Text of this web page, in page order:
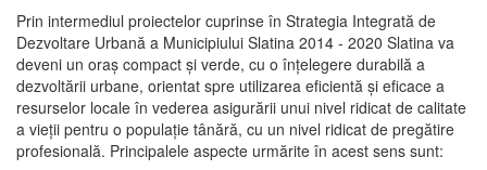
Prin intermediul proiectelor cuprinse în Strategia Integrată de
Dezvoltare Urbană a Municipiului Slatina 2014 - 2020 Slatina va
deveni un oraş compact şi verde, cu o înţelegere durabilă a
dezvoltării urbane, orientat spre utilizarea eficientă şi eficace a
resurselor locale în vederea asigurării unui nivel ridicat de calitate
a vieţii pentru o populaţie tânără, cu un nivel ridicat de pregătire
profesională. Principalele aspecte urmărite în acest sens sunt: